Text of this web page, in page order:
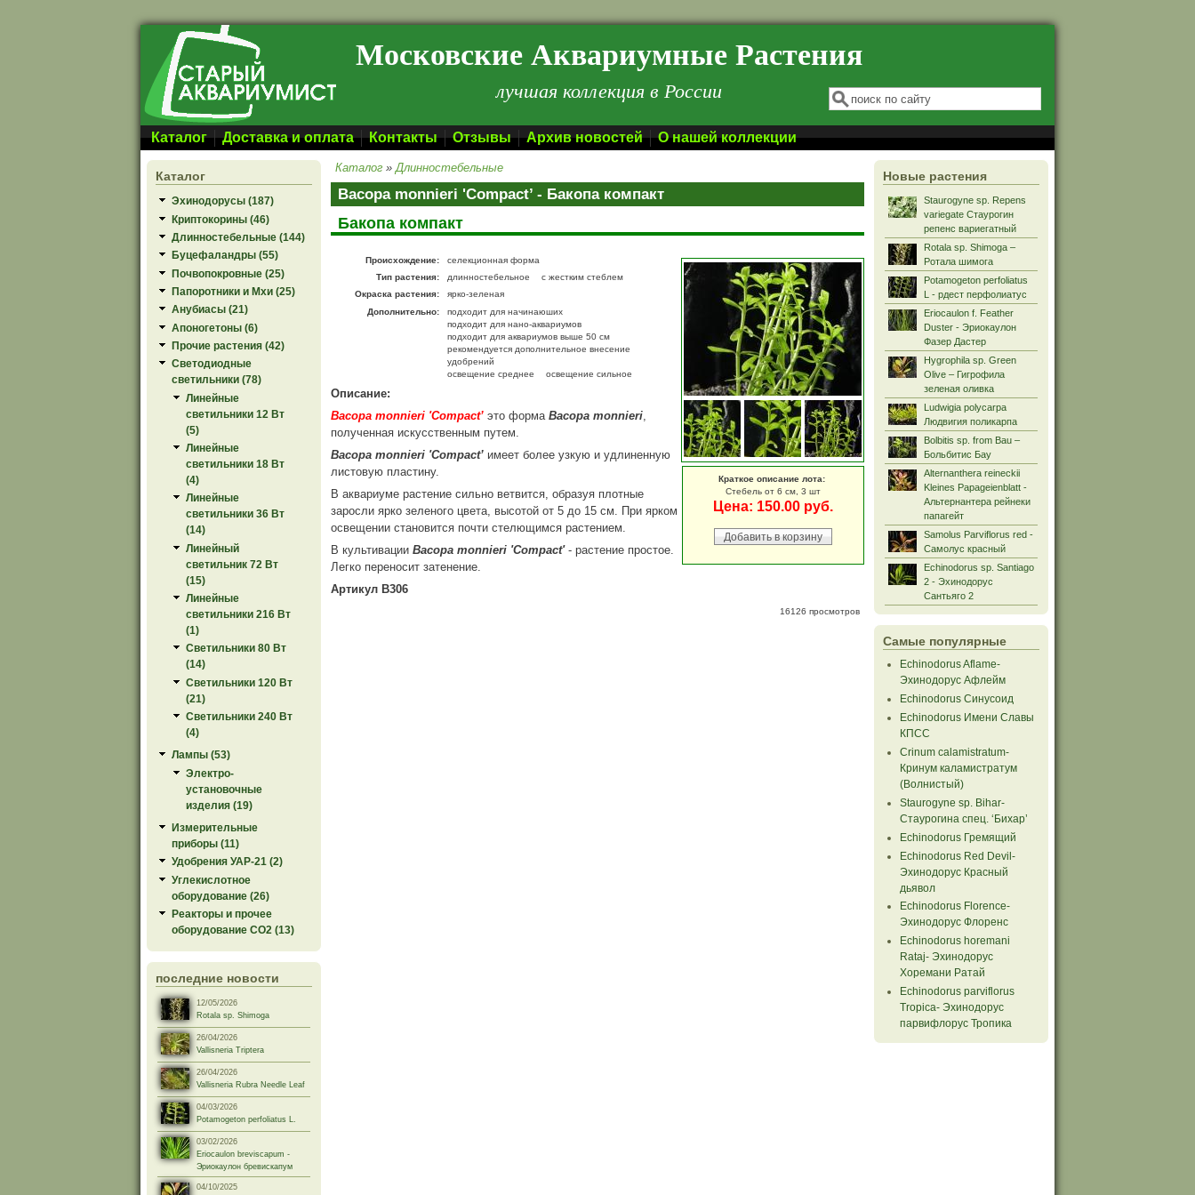
Перейти к основному содержанию Московские Аквариумные Растения
лучшая коллекция в России Форма поиска
Поиск
Каталог Доставка и оплата Контакты Отзывы Архив новостей О нашей коллекции
Каталог
Эхинодорусы (187)
Криптокорины (46)
Длинностебельные (144)
Буцефаландры (55)
Почвопокровные (25)
Папоротники и Мхи (25)
Анубиасы (21)
Апоногетоны (6)
Прочие растения (42)
Светодиодные
светильники (78)
Линейные
светильники 12 Вт
(5)
Линейные
светильники 18 Вт
(4)
Линейные
светильники 36 Вт
(14)
Линейный
светильник 72 Вт
(15)
Линейные
светильники 216 Вт
(1)
Светильники 80 Вт
(14)
Светильники 120 Вт
(21)
Светильники 240 Вт
(4)
Лампы (53)
Электро-
установочные
изделия (19)
Измерительные
приборы (11)
Удобрения УАР-21 (2)
Углекислотное
оборудование (26)
Реакторы и прочее
оборудование СО2 (13)
последние новости
12/05/2026
Rotala sp. Shimoga
26/04/2026
Vallisneria Triptera
26/04/2026
Vallisneria Rubra Needle Leaf
04/03/2026
Potamogeton perfoliatus L.
03/02/2026
Eriocaulon breviscapum -
Эриокаулон бревискапум
04/10/2025
Каталог »Длинностебельные
Bacopa monnieri 'Compact’ - Бакопа компакт
Бакопа компакт
Краткое описание лота:
Стебель от 6 см, 3 шт
Цена: 150.00 руб.
Происхождение:
селекционная форма
Тип растения:
длинностебельное
с жестким стеблем
Окраска растения:
ярко-зеленая
Дополнительно:
подходит для начинаюших
подходит для нано-аквариумов
подходит для аквариумов выше 50 см
рекомендуется дополнительное внесение
удобрений
освещение среднее
освещение сильное
Описание:
Bacopa monnieri 'Compact’ это формаBacopa monnieri
полученная искусственным путем.
Bacopa monnieri 'Compact’ имеет более узкую и удлиненную
листовую пластину.
В аквариуме растение сильно ветвится, образуя плотные
заросли ярко зеленого цвета, высотой от 5 до 15 см. При ярком
освещении становится почти стелющимся растением.
В культивацииBacopa monnieri 'Compact'- растение простое.
Легко переносит затенение.
Артикул B306
16126 просмотров
Новые растения
Staurogyne sp. Repens
variegate Стаурогин
репенс вариегатный
Rotala sp. Shimoga –
Ротала шимога
Potamogeton perfoliatus
L - рдест перфолиатус
Eriocaulon f. Feather
Duster - Эриокаулон
Фазер Дастер
Hygrophila sp. Green
Olive – Гигрофила
зеленая оливка
Ludwigia polycarpa
Людвигия поликарпа
Bolbitis sp. from Bau –
Больбитис Бау
Alternanthera reineckii
Kleines Papageienblatt -
Альтернантера рейнеки
папагейт
Samolus Parviflorus red -
Самолус красный
Echinodorus sp. Santiago
2 - Эхинодорус
Сантьяго 2
Самые популярные
Echinodorus Aflame-
Эхинодорус Афлейм
Echinodorus Синусоид
Echinodorus Имени Славы
КПСС
Crinum calamistratum-
Кринум каламистратум
(Волнистый)
Staurogyne sp. Bihar-
Стаурогина спец. ‘Бихар’
Echinodorus Гремящий
Echinodorus Red Devil-
Эхинодорус Красный
дьявол
Echinodorus Florence-
Эхинодорус Флоренс
Echinodorus horemani
Rataj- Эхинодорус
Хоремани Ратай
Echinodorus parviflorus
Tropiсa- Эхинодорус
парвифлорус Тропика